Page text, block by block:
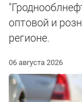
оптовой и
регионе.
06 августа 2026